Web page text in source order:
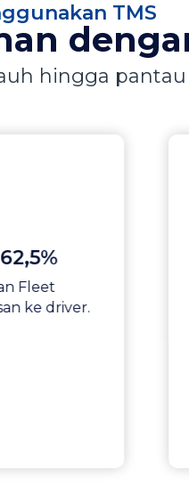
TMS
hingga
Integrasi API
TMS Digital dapat
ERP & WMS untuk